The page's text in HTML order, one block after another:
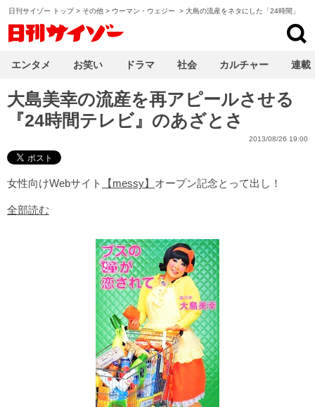
日刊サイゾー トップ> その他 > ウーマン・ウェジー > 大島の流産をネタにした「24時間」
大島美幸の流産を再アピールさせる
『24時間テレビ』のあざとさ
2013/08/26 19:00
女性向けWebサイト 【messy】 オープン記念とって出し！
全部読む
エンタメ お笑い ドラマ 社会 カルチャー 連載